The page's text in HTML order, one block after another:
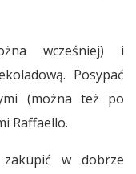
wcześniej) i
Posypać
(można też po
Raffaello.
w dobrze